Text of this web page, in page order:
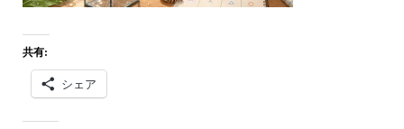
共有:
シェア